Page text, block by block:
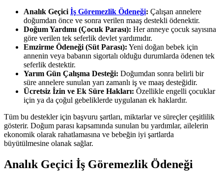
Analık Geçici İş Göremezlik Ödeneği: Çalışan annelere
doğumdan önce ve sonra verilen maaş destekli ödenektir.
Doğum Yardımı (Çocuk Parası): Her anneye çocuk sayısına
göre verilen tek seferlik devlet yardımıdır.
Emzirme Ödeneği (Süt Parası): Yeni doğan bebek için
annenin veya babanın sigortalı olduğu durumlarda ödenen tek
seferlik destektir.
Yarım Gün Çalışma Desteği: Doğumdan sonra belirli bir
süre annelere sunulan yarı zamanlı iş ve maaş desteğidir.
Ücretsiz İzin ve Ek Süre Hakları: Özellikle engelli çocuklar
için ya da çoğul gebeliklerde uygulanan ek haklardır.
Tüm bu destekler için başvuru şartları, miktarlar ve süreçler çeşitlilik
gösterir. Doğum parası kapsamında sunulan bu yardımlar, ailelerin
ekonomik olarak rahatlamasına ve bebeğin iyi şartlarda
büyütülmesine olanak sağlar.
Analık Geçici İş Göremezlik Ödeneği